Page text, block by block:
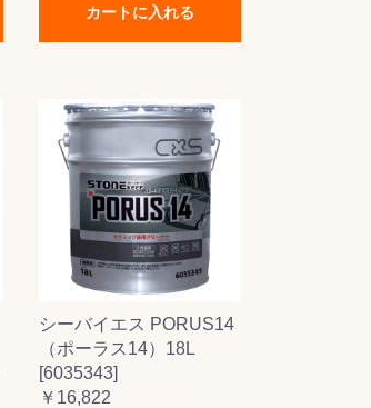
カートに入れる
シーバイエス PORUS14
（ポーラス14）18L
[6035343]
￥16,822